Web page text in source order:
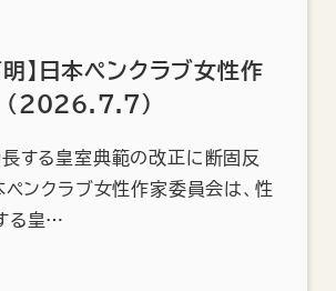
明】日本ペンクラブ女性作
2026.7.7）
長する皇室典範の改正に断固反
ペンクラブ女性作家委員会は、性
る皇…